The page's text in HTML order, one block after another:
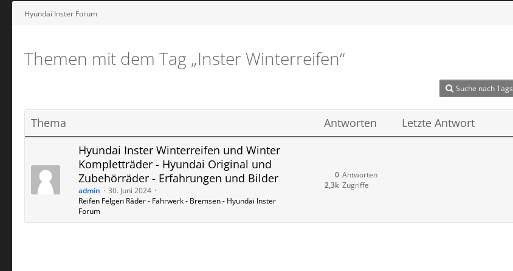
Hyundai Inster Forum
Themen mit dem Tag „Inster Winterreifen“
Suche nach Tags
Thema Antworten
Letzte Antwort
Hyundai Inster Winterreifen und Winter
Kompletträder - Hyundai Original und
Zubehörräder - Erfahrungen und Bilder
admin
30. Juni 2024
Reifen Felgen Räder - Fahrwerk - Bremsen - Hyundai Inster
Forum
Antworten
0
Zugriffe
2,3k